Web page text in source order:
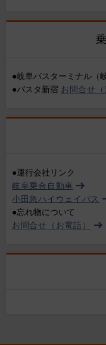
●岐阜バスターミナル（
●バスタ新宿 お問合せ（
●運行会社リンク
岐阜乗合自動車
小田急ハイウェイバス
●忘れ物について
お問合せ（お電話）